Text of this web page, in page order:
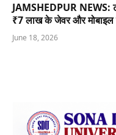
JAMSHEDPUR NEWS:
₹7 लाख के जेवर और
June 18, 2026